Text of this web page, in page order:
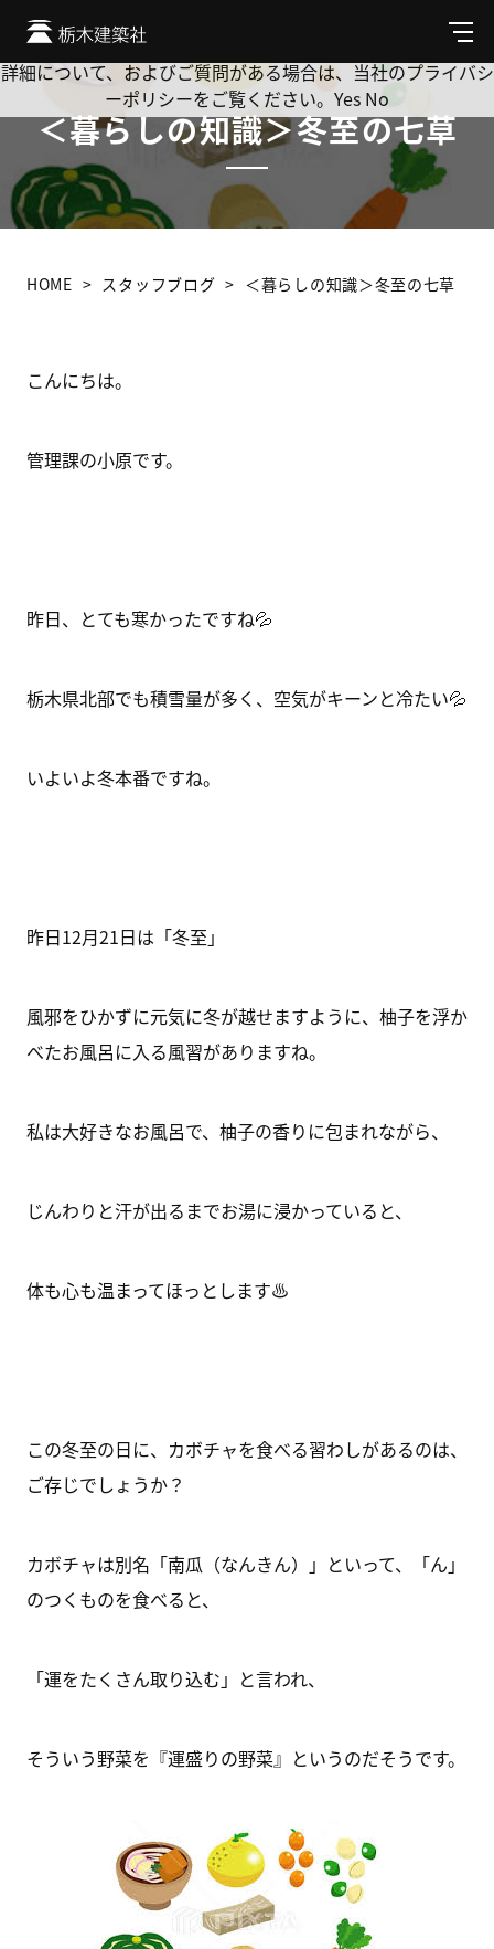
メ
ニ
ュ
＜暮らしの知識＞冬至の七草
HOME スタッフブログ ＜暮らしの知識＞冬至の七草
こんにちは。
管理課の小原です。
昨日、とても寒かったですね💦
栃木県北部でも積雪量が多く、空気がキーンと冷たい💦
いよいよ冬本番ですね。
昨日12月21日は「冬至」
風邪をひかずに元気に冬が越せますように、柚子を浮か
べたお風呂に入る風習がありますね。
私は大好きなお風呂で、柚子の香りに包まれながら、
じんわりと汗が出るまでお湯に浸かっていると、
体も心も温まってほっとします♨
この冬至の日に、カボチャを食べる習わしがあるのは、
ご存じでしょうか？
カボチャは別名「南瓜（なんきん）」といって、「ん」
のつくものを食べると、
「運をたくさん取り込む」と言われ、
そういう野菜を『運盛りの野菜』というのだそうです。
Cookie を使用して、お客様の活動を追跡してもよろしいです
か? 当社ではお客様のプライバシーを極めて重視しています。
詳細について、およびご質問がある場合は、当社のプライバシ
ーポリシーをご覧ください。 Yes No